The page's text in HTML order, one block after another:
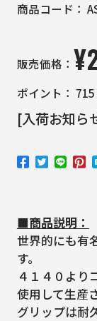
商品コード：
販売価格： ¥
ポイント： 715
[入荷お知ら
■商品説明：
世界的にも有
す。
４１４０より
使用して生産
グリップは耐